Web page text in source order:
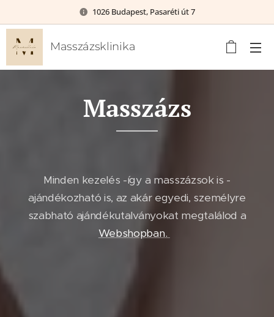
1026 Budapest, Pasaréti út 7
Masszázsklinika
Masszázs
Minden kezelés -így a masszázsok is -
ajándékozható is, az akár egyedi, személyre
szabható ajándékutalványokat megtalálod a
Webshopban.